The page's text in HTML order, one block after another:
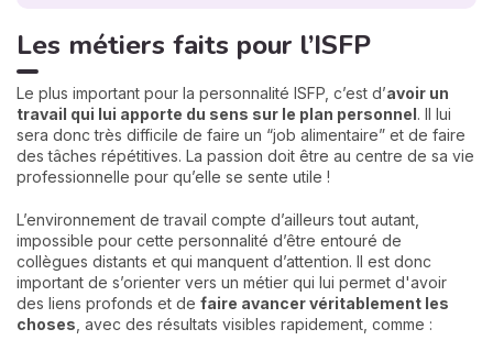
Les métiers faits pour l’ISFP
Le plus important pour la personnalité ISFP, c’est d’avoir un
travail qui lui apporte du sens sur le plan personnel. Il lui
sera donc très difficile de faire un “job alimentaire” et de faire
des tâches répétitives. La passion doit être au centre de sa vie
professionnelle pour qu’elle se sente utile !
L’environnement de travail compte d’ailleurs tout autant,
impossible pour cette personnalité d’être entouré de
collègues distants et qui manquent d’attention. Il est donc
important de s’orienter vers un métier qui lui permet d'avoir
des liens profonds et de faire avancer véritablement les
choses, avec des résultats visibles rapidement, comme :